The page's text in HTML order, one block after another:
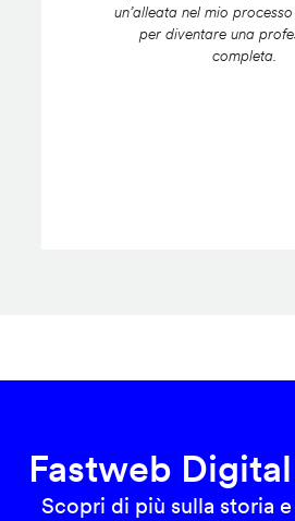
un’alleata nel mio
per diventare una
completa.
Fastweb
Scopri di più sulla storia